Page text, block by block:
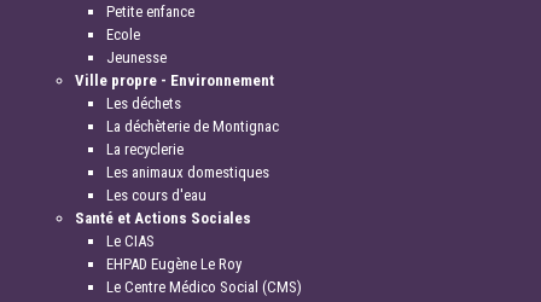
Petite enfance
Ecole
Jeunesse
Ville propre - Environnement
Les déchets
La déchèterie de Montignac
La recyclerie
Les animaux domestiques
Les cours d'eau
Santé et Actions Sociales
Le CIAS
EHPAD Eugène Le Roy
Le Centre Médico Social (CMS)